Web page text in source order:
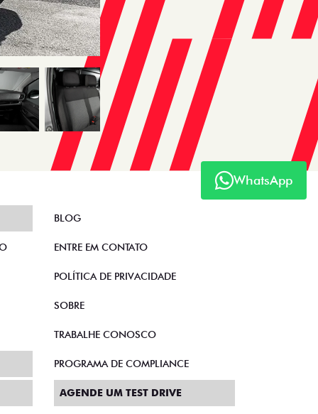
WhatsApp
BLOG
ENTRE EM CONTATO
POLÍTICA DE PRIVACIDADE
SOBRE
TRABALHE CONOSCO
PROGRAMA DE COMPLIANCE
AGENDE UM TEST DRIVE